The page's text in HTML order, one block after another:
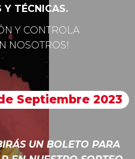
Y TÉCNICAS.
Y CONTROLA
NOSOTROS!
Septiembre 2023
UN BOLETO PARA